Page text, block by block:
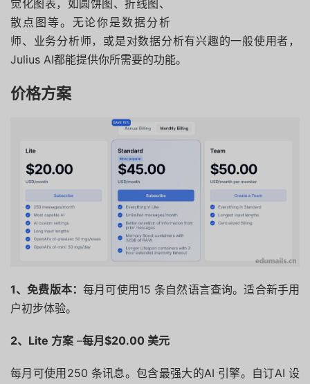
觉化图表，如圆饼图、折线图、
散点图等。无论你是数据分析
师、业务分析师，或是对数据分析有兴趣的一般使用者，
Julius AI都能提供你所需要的功能。
价格方案
1、免费版本：每月可使用15 条自然语言查询。适合新手用
户初步体验。
2、Lite 方案 –每月$20.00 美元
每月可使用250 条讯息。包含最强大的AI 引擎。 自订AI 设